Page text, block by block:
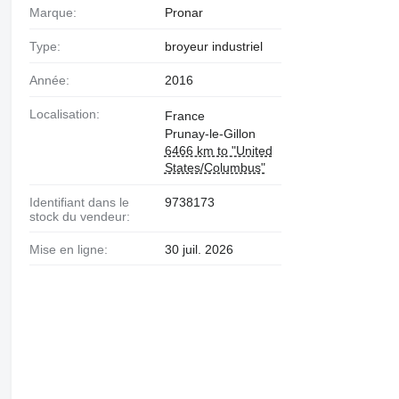
Marque: Pronar
Type: broyeur industriel
Année: 2016
Localisation:
France
Prunay-le-Gillon
6466 km to "United
States/Columbus"
Identifiant dans le
stock du vendeur:
9738173
Mise en ligne: 30 juil. 2026